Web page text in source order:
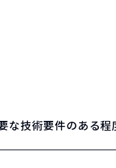
技術要件のある